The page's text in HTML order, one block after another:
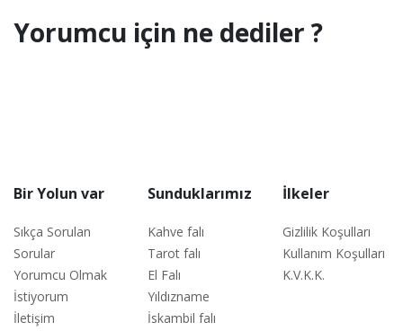
Yorumcu için ne dediler ?
Bir Yolun var
Sıkça Sorulan
Sorular
Yorumcu Olmak
İstiyorum
İletişim
Sunduklarımız
Kahve falı
Tarot falı
El Falı
Yıldızname
İskambil falı
İlkeler
Gizlilik Koşulları
Kullanım Koşulları
K.V.K.K.